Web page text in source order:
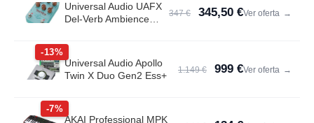
Universal Audio UAFX
Del-Verb Ambience
347 € 345,50 €Ver oferta →
-13%
Universal Audio Apollo
Twin X Duo Gen2 Ess+
1.149 € 999 €Ver oferta →
-7%
AKAI Professional MPK